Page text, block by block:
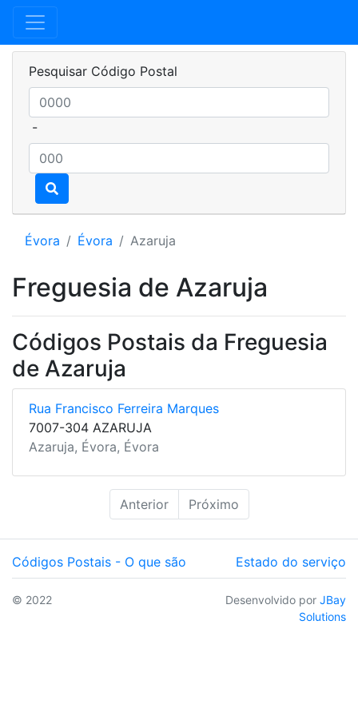
Pesquisar Código Postal
-
Évora Évora Azaruja
Freguesia de Azaruja
Códigos Postais da Freguesia
de Azaruja
Rua Francisco Ferreira Marques
7007-304 AZARUJA
Azaruja, Évora, Évora
Anterior Próximo
Códigos Postais - O que são Estado do serviço
© 2022 Desenvolvido por JBay
Solutions